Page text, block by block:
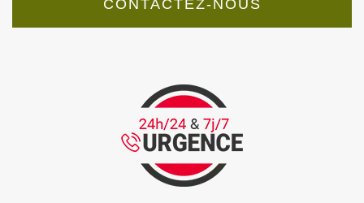
CONTACTEZ-NOUS